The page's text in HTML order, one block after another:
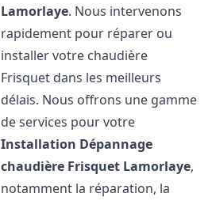
Lamorlaye. Nous intervenons
rapidement pour réparer ou
installer votre chaudière
Frisquet dans les meilleurs
délais. Nous offrons une gamme
de services pour votre
Installation Dépannage
chaudière Frisquet Lamorlaye,
notamment la réparation, la